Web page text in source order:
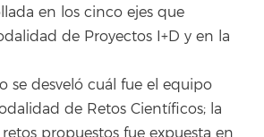
en los cinco ejes que
de Proyectos I+D y en la
se desveló cuál fue el equipo
de Retos Científicos; la